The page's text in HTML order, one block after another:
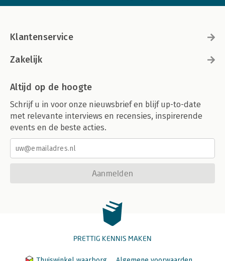
Klantenservice
Zakelijk
Altijd op de hoogte
Schrijf u in voor onze nieuwsbrief en blijf up-to-date
met relevante interviews en recensies, inspirerende
events en de beste acties.
Aanmelden
PRETTIG KENNIS MAKEN